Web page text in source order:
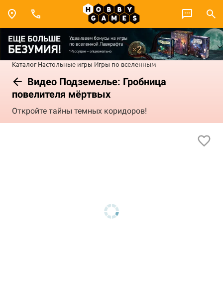
Каталог Настольные игры Игры по вселенным
Видео Подземелье: Гробница
повелителя мёртвых
Откройте тайны темных коридоров!